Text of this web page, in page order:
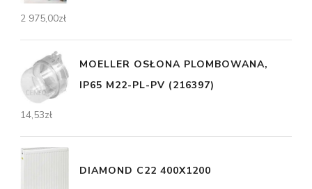
2 975,00zł
MOELLER OSŁONA PLOMBOWANA,
IP65 M22-PL-PV (216397)
14,53zł
DIAMOND C22 400X1200